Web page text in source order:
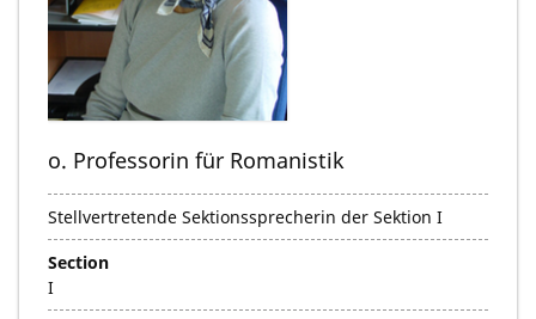
o. Professorin für Romanistik
Stellvertretende Sektionssprecherin der Sektion I
Section
I